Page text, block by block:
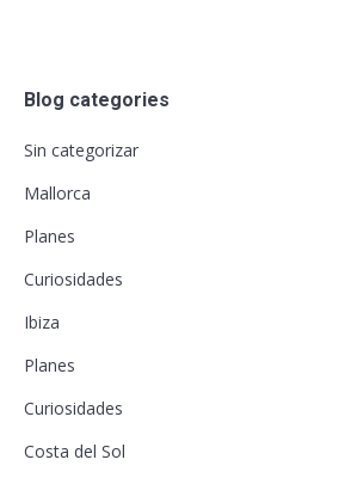
Blog categories
Sin categorizar
Mallorca
Planes
Curiosidades
Ibiza
Planes
Curiosidades
Costa del Sol